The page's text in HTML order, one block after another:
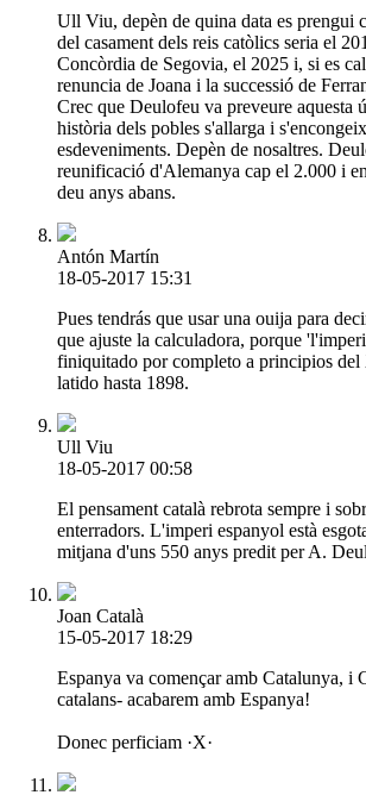
Ull Viu, depèn de quina data es prengui
del casament dels reis catòlics seria el
Concòrdia de Segovia, el 2025 i, si es
renuncia de Joana i la successió de
Crec que Deulofeu va preveure aquesta
història dels pobles s'allarga i
esdeveniments. Depèn de nosaltres.
reunificació d'Alemanya cap el 2.000 i
deu anys abans.
Antón Martín
18-05-2017 15:31
Pues tendrás que usar una ouija para
que ajuste la calculadora, porque
finiquitado por completo a principios
latido hasta 1898.
Ull Viu
18-05-2017 00:58
El pensament català rebrota sempre i
enterradors. L'imperi espanyol està
mitjana d'uns 550 anys predit per A.
Joan Català
15-05-2017 18:29
Espanya va començar amb Catalunya, i
catalans- acabarem amb Espanya!
Donec perficiam ·X·